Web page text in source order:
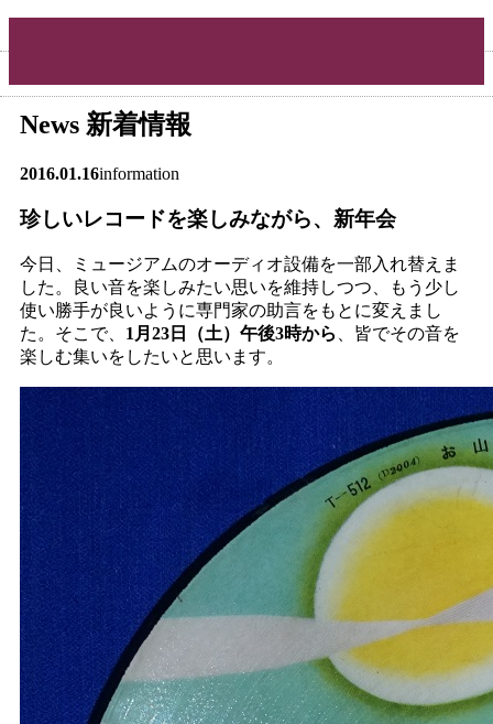
News 新着情報
2016.01.16information
珍しいレコードを楽しみながら、新年会
今日、ミュージアムのオーディオ設備を一部入れ替えま
した。良い音を楽しみたい思いを維持しつつ、もう少し
使い勝手が良いように専門家の助言をもとに変えまし
た。そこで、 1月23日（土）午後3時から
、皆でその音を
楽しむ集いをしたいと思います。